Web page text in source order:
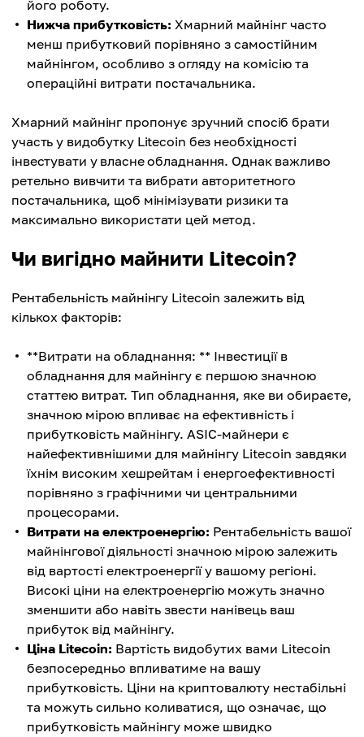
його роботу.
Нижча прибутковість: Хмарний майнінг часто
менш прибутковий порівняно з самостійним
майнінгом, особливо з огляду на комісію та
операційні витрати постачальника.
Хмарний майнінг пропонує зручний спосіб брати
участь у видобутку Litecoin без необхідності
інвестувати у власне обладнання. Однак важливо
ретельно вивчити та вибрати авторитетного
постачальника, щоб мінімізувати ризики та
максимально використати цей метод.
Чи вигідно майнити Litecoin?
Рентабельність майнінгу Litecoin залежить від
кількох факторів:
**Витрати на обладнання: ** Інвестиції в
обладнання для майнінгу є першою значною
статтею витрат. Тип обладнання, яке ви обираєте,
значною мірою впливає на ефективність і
прибутковість майнінгу. ASIC-майнери є
найефективнішими для майнінгу Litecoin завдяки
їхнім високим хешрейтам і енергоефективності
порівняно з графічними чи центральними
процесорами.
Витрати на електроенергію: Рентабельність вашої
майнінгової діяльності значною мірою залежить
від вартості електроенергії у вашому регіоні.
Високі ціни на електроенергію можуть значно
зменшити або навіть звести нанівець ваш
прибуток від майнінгу.
Ціна Litecoin: Вартість видобутих вами Litecoin
безпосередньо впливатиме на вашу
прибутковість. Ціни на криптовалюту нестабільні
та можуть сильно коливатися, що означає, що
прибутковість майнінгу може швидко